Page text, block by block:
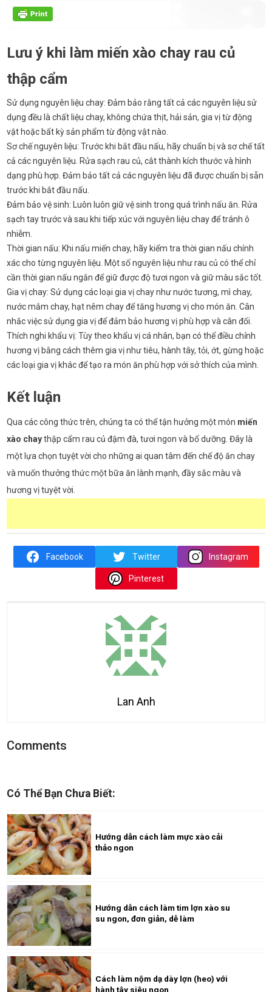
Lưu ý khi làm miến xào chay rau củ
thập cẩm
Sử dụng nguyên liệu chay: Đảm bảo rằng tất cả các nguyên liệu sử
dụng đều là chất liệu chay, không chứa thịt, hải sản, gia vị từ động
vật hoặc bất kỳ sản phẩm từ động vật nào.
Sơ chế nguyên liệu: Trước khi bắt đầu nấu, hãy chuẩn bị và sơ chế tất
cả các nguyên liệu. Rửa sạch rau củ, cắt thành kích thước và hình
dạng phù hợp. Đảm bảo tất cả các nguyên liệu đã được chuẩn bị sẵn
trước khi bắt đầu nấu.
Đảm bảo vệ sinh: Luôn luôn giữ vệ sinh trong quá trình nấu ăn. Rửa
sạch tay trước và sau khi tiếp xúc với nguyên liệu chay để tránh ô
nhiễm.
Thời gian nấu: Khi nấu miến chay, hãy kiểm tra thời gian nấu chính
xác cho từng nguyên liệu. Một số nguyên liệu như rau củ có thể chỉ
cần thời gian nấu ngắn để giữ được độ tươi ngon và giữ màu sắc tốt.
Gia vị chay: Sử dụng các loại gia vị chay như nước tương, mì chay,
nước mắm chay, hạt nêm chay để tăng hương vị cho món ăn. Cân
nhắc việc sử dụng gia vị để đảm bảo hương vị phù hợp và cân đối.
Thích nghi khẩu vị: Tùy theo khẩu vị cá nhân, bạn có thể điều chỉnh
hương vị bằng cách thêm gia vị như tiêu, hành tây, tỏi, ớt, gừng hoặc
các loại gia vị khác để tạo ra món ăn phù hợp với sở thích của mình.
Kết luận
Qua các công thức trên, chúng ta có thể tận hưởng một món miến
xào chaythập cẩm rau củ đậm đà, tươi ngon và bổ dưỡng. Đây là
một lựa chọn tuyệt vời cho những ai quan tâm đến chế độ ăn chay
và muốn thưởng thức một bữa ăn lành mạnh, đầy sắc màu và
hương vị tuyệt vời.
Facebook Twitter Instagram
Pinterest
Lan Anh
Comments
Có Thể Bạn Chưa Biết:
Hướng dẫn cách làm mực xào cải
thảo ngon
Hướng dẫn cách làm tim lợn xào su
su ngon, đơn giản, dễ làm
Cách làm nộm dạ dày lợn (heo) với
hành tây siêu ngon